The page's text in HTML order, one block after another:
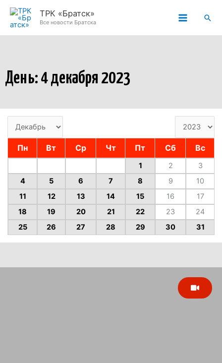
Перейти
ТРК «Братск»
Все новости Братска
День: 4 декабря 2023
Пн Вт Ср Чт Пт Сб Вс
1 2
3
4
5 6 7 8 9
10
11
12 13 14 15 16
17
18
19 20 21 22 23
24
25
26 27 28 29 30 31